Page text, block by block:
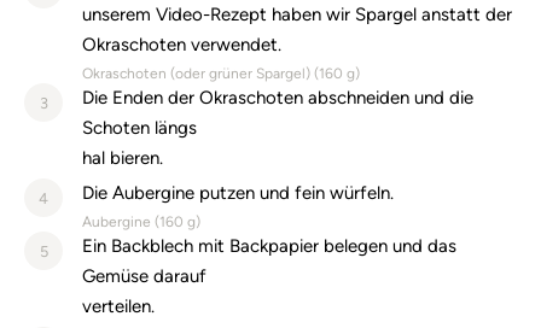
unserem Video-Rezept haben wir Spargel anstatt der
Okraschoten verwendet.
Okraschoten (oder grüner Spargel) (160 g)
3
Die Enden der Okraschoten abschneiden und die
Schoten längs
hal bieren.
4 Die Aubergine putzen und fein würfeln.
Aubergine (160 g)
5
Ein Backblech mit Backpapier belegen und das
Gemüse darauf
verteilen.